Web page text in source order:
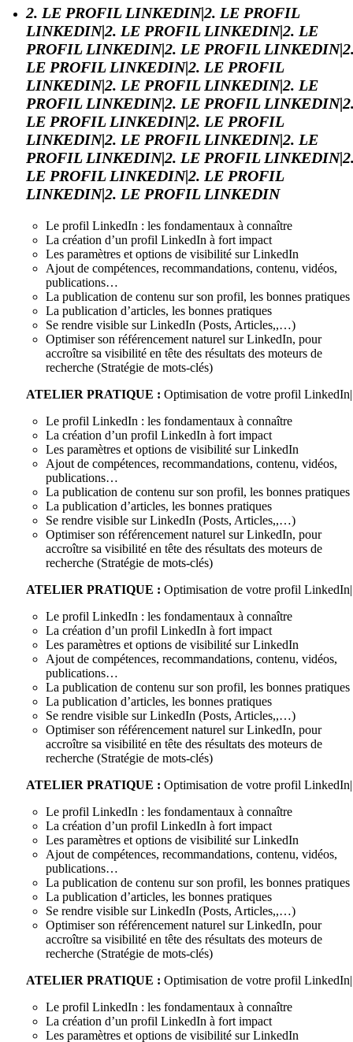
2. LE PROFIL LINKEDIN|2. LE PROFIL
LINKEDIN|2. LE PROFIL LINKEDIN|2. LE
PROFIL LINKEDIN|2. LE PROFIL
LE PROFIL LINKEDIN|2. LE PROFIL
LINKEDIN|2. LE PROFIL LINKEDIN|2. LE
PROFIL LINKEDIN|2. LE PROFIL
LE PROFIL LINKEDIN|2. LE PROFIL
LINKEDIN|2. LE PROFIL LINKEDIN|2. LE
PROFIL LINKEDIN|2. LE PROFIL
LE PROFIL LINKEDIN|2. LE PROFIL
LINKEDIN|2. LE PROFIL LINKEDIN
Le profil LinkedIn : les fondamentaux à connaître
La création d’un profil LinkedIn à fort impact
Les paramètres et options de visibilité sur LinkedIn
Ajout de compétences, recommandations, contenu, vidéos,
publications…
La publication de contenu sur son profil, les bonnes pratiques
La publication d’articles, les bonnes pratiques
Se rendre visible sur LinkedIn (Posts, Articles,,…)
Optimiser son référencement naturel sur LinkedIn, pour
accroître sa visibilité en tête des résultats des moteurs de
recherche (Stratégie de mots-clés)
ATELIER PRATIQUE : Optimisation de votre profil LinkedIn|
Le profil LinkedIn : les fondamentaux à connaître
La création d’un profil LinkedIn à fort impact
Les paramètres et options de visibilité sur LinkedIn
Ajout de compétences, recommandations, contenu, vidéos,
publications…
La publication de contenu sur son profil, les bonnes pratiques
La publication d’articles, les bonnes pratiques
Se rendre visible sur LinkedIn (Posts, Articles,,…)
Optimiser son référencement naturel sur LinkedIn, pour
accroître sa visibilité en tête des résultats des moteurs de
recherche (Stratégie de mots-clés)
ATELIER PRATIQUE : Optimisation de votre profil LinkedIn|
Le profil LinkedIn : les fondamentaux à connaître
La création d’un profil LinkedIn à fort impact
Les paramètres et options de visibilité sur LinkedIn
Ajout de compétences, recommandations, contenu, vidéos,
publications…
La publication de contenu sur son profil, les bonnes pratiques
La publication d’articles, les bonnes pratiques
Se rendre visible sur LinkedIn (Posts, Articles,,…)
Optimiser son référencement naturel sur LinkedIn, pour
accroître sa visibilité en tête des résultats des moteurs de
recherche (Stratégie de mots-clés)
ATELIER PRATIQUE : Optimisation de votre profil LinkedIn|
Le profil LinkedIn : les fondamentaux à connaître
La création d’un profil LinkedIn à fort impact
Les paramètres et options de visibilité sur LinkedIn
Ajout de compétences, recommandations, contenu, vidéos,
publications…
La publication de contenu sur son profil, les bonnes pratiques
La publication d’articles, les bonnes pratiques
Se rendre visible sur LinkedIn (Posts, Articles,,…)
Optimiser son référencement naturel sur LinkedIn, pour
accroître sa visibilité en tête des résultats des moteurs de
recherche (Stratégie de mots-clés)
ATELIER PRATIQUE : Optimisation de votre profil LinkedIn|
Le profil LinkedIn : les fondamentaux à connaître
La création d’un profil LinkedIn à fort impact
Les paramètres et options de visibilité sur LinkedIn